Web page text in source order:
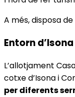
A més, disposa
Entorn d’Isona
L’allotjament
cotxe d’Isona i
per diferents